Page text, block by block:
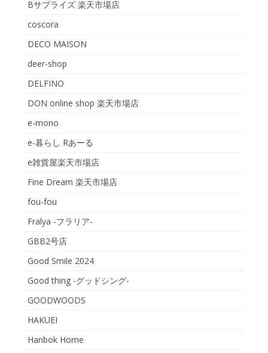
Bサプライズ 楽天市場店
coscora
DECO MAISON
deer-shop
DELFINO
DON online shop 楽天市場店
e-mono
e-暮らし Rあーる
e雑貨屋楽天市場店
Fine Dream 楽天市場店
fou-fou
Fralya -フラリア-
GBB2号店
Good Smile 2024
Good thing -グッドシング-
GOODWOODS
HAKUEI
Hanbok Home